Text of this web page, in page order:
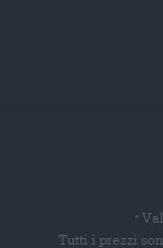
*
Tutti i prezzi